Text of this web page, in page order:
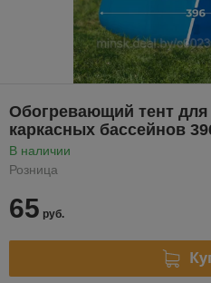
Обогревающий тент
каркасных бассейнов
В наличии
Розница
65 руб.